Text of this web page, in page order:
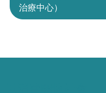
治療中心）